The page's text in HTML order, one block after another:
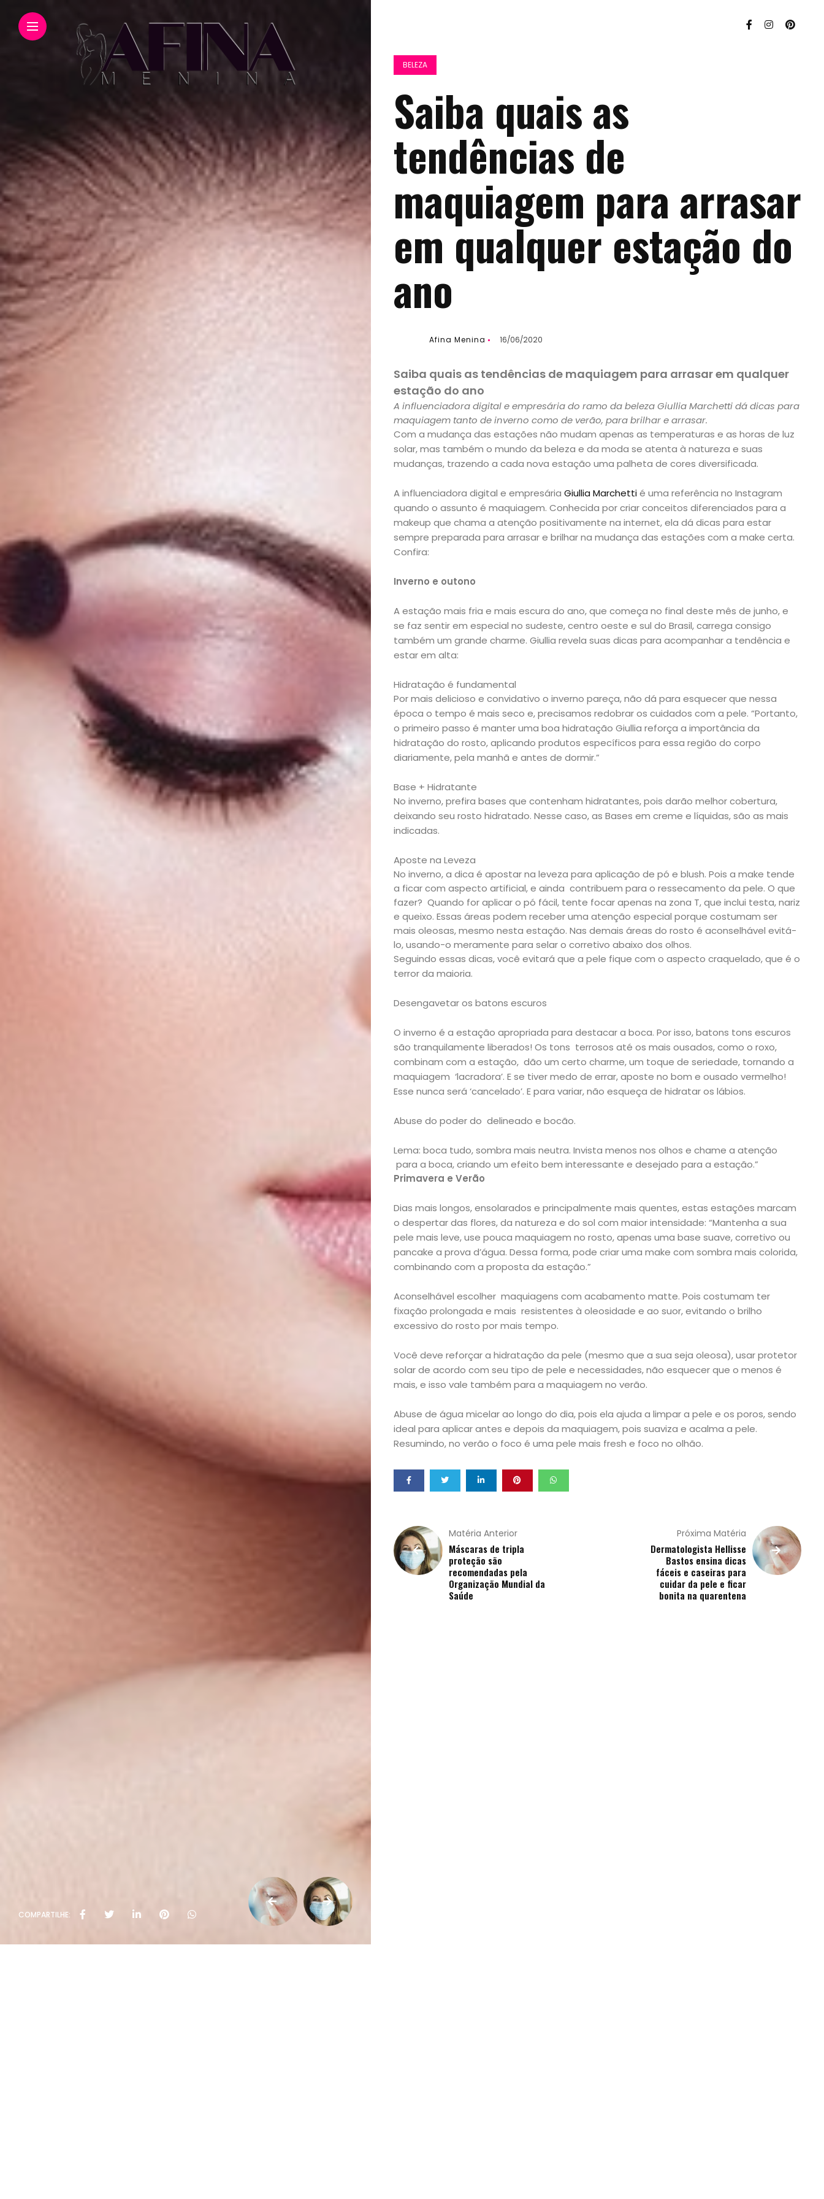
Início
Academia
Beleza
Bora
lá!
Casa
e
Decoração
Exclusiva
Homem
Mães
&
Filhos
Notícias
Opinião
Receitas
Saúde
e
Qualidade
de
Vida
Variedades
COMPARTILHE:
BELEZA
Saiba quais as
tendências de
maquiagem para arrasar
em qualquer estação do
ano
Afina Menina 16/06/2020
Saiba quais as tendências de maquiagem para arrasar em qualquer
estação do ano
A influenciadora digital e empresária do ramo da beleza Giullia Marchetti dá dicas para
maquiagem tanto de inverno como de verão, para brilhar e arrasar.
Com a mudança das estações não mudam apenas as temperaturas e as horas de luz
solar, mas também o mundo da beleza e da moda se atenta à natureza e suas
mudanças, trazendo a cada nova estação uma palheta de cores diversificada.
A influenciadora digital e empresária Giullia Marchettié uma referência no Instagram
quando o assunto é maquiagem. Conhecida por criar conceitos diferenciados para a
makeup que chama a atenção positivamente na internet, ela dá dicas para estar
sempre preparada para arrasar e brilhar na mudança das estações com a make certa.
Confira:
Inverno e outono
A estação mais fria e mais escura do ano, que começa no final deste mês de junho, e
se faz sentir em especial no sudeste, centro oeste e sul do Brasil, carrega consigo
também um grande charme. Giullia revela suas dicas para acompanhar a tendência e
estar em alta:
Hidratação é fundamental
Por mais delicioso e convidativo o inverno pareça, não dá para esquecer que nessa
época o tempo é mais seco e, precisamos redobrar os cuidados com a pele. “Portanto,
o primeiro passo é manter uma boa hidratação Giullia reforça a importância da
hidratação do rosto, aplicando produtos específicos para essa região do corpo
diariamente, pela manhã e antes de dormir.”
Base + Hidratante
No inverno, prefira bases que contenham hidratantes, pois darão melhor cobertura,
deixando seu rosto hidratado. Nesse caso, as Bases em creme e líquidas, são as mais
indicadas.
Aposte na Leveza
No inverno, a dica é apostar na leveza para aplicação de pó e blush. Pois a make tende
a ficar com aspecto artificial, e ainda contribuem para o ressecamento da pele. O que
fazer? Quando for aplicar o pó fácil, tente focar apenas na zona T, que inclui testa, nariz
e queixo. Essas áreas podem receber uma atenção especial porque costumam ser
mais oleosas, mesmo nesta estação. Nas demais áreas do rosto é aconselhável evitá-
lo, usando-o meramente para selar o corretivo abaixo dos olhos.
Seguindo essas dicas, você evitará que a pele fique com o aspecto craquelado, que é o
terror da maioria.
Desengavetar os batons escuros
O inverno é a estação apropriada para destacar a boca. Por isso, batons tons escuros
são tranquilamente liberados! Os tons terrosos até os mais ousados, como o roxo,
combinam com a estação, dão um certo charme, um toque de seriedade, tornando a
maquiagem ‘lacradora’. E se tiver medo de errar, aposte no bom e ousado vermelho!
Esse nunca será ‘cancelado’. E para variar, não esqueça de hidratar os lábios.
Abuse do poder do delineado e bocão.
Lema: boca tudo, sombra mais neutra. Invista menos nos olhos e chame a atenção
para a boca, criando um efeito bem interessante e desejado para a estação.”
Primavera e Verão
Dias mais longos, ensolarados e principalmente mais quentes, estas estações marcam
o despertar das flores, da natureza e do sol com maior intensidade: “Mantenha a sua
pele mais leve, use pouca maquiagem no rosto, apenas uma base suave, corretivo ou
pancake a prova d’água. Dessa forma, pode criar uma make com sombra mais colorida,
combinando com a proposta da estação.”
Aconselhável escolher maquiagens com acabamento matte. Pois costumam ter
fixação prolongada e mais resistentes à oleosidade e ao suor, evitando o brilho
excessivo do rosto por mais tempo.
Você deve reforçar a hidratação da pele (mesmo que a sua seja oleosa), usar protetor
solar de acordo com seu tipo de pele e necessidades, não esquecer que o menos é
mais, e isso vale também para a maquiagem no verão.
Abuse de água micelar ao longo do dia, pois ela ajuda a limpar a pele e os poros, sendo
ideal para aplicar antes e depois da maquiagem, pois suaviza e acalma a pele.
Resumindo, no verão o foco é uma pele mais fresh e foco no olhão.
Matéria Anterior
Máscaras de tripla
proteção são
recomendadas pela
Organização Mundial da
Saúde
Próxima Matéria
Dermatologista Hellisse
Bastos ensina dicas
fáceis e caseiras para
cuidar da pele e ficar
bonita na quarentena